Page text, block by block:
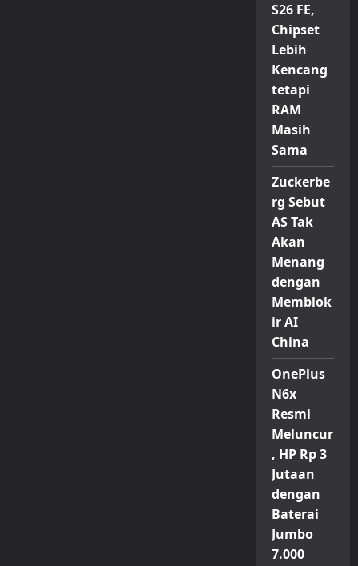
S26 FE,
Chipset
Lebih
Kencang
tetapi
RAM
Masih
Sama
Zuckerbe
rg Sebut
AS Tak
Akan
Menang
dengan
Memblok
ir AI
China
OnePlus
N6x
Resmi
Meluncur
, HP Rp 3
Jutaan
dengan
Baterai
Jumbo
7.000